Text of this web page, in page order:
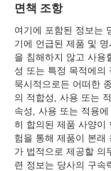
면책 조항
여기에 포함된 정보는
기에 언급된 제품 및
을 침해하지 않고 사용
성 또는 특정 목적에의
묵시적으로든 어떠한
의 적합성, 사용 또는
속성, 사용 또는 적용
히 합의된 제품 사양이
험을 통해 제품이 본래
가 법적으로 제공할 의
련 정보는 당사의 구속